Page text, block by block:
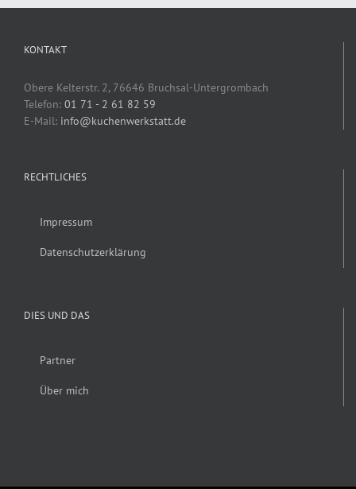
KONTAKT
Obere Kelterstr. 2, 76646 Bruchsal-Untergrombach
Telefon: 01 71 - 2 61 82 59
E-Mail: info@kuchenwerkstatt.de
RECHTLICHES
Impressum
Datenschutzerklärung
DIES UND DAS
Partner
Über mich